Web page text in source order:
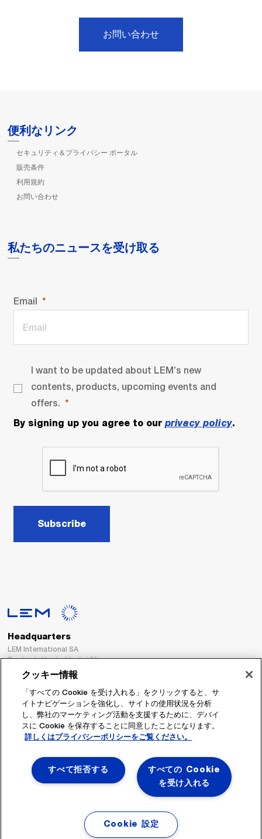
お問い合わせ
便利なリンク
セキュリティ＆プライバシー ポータル
販売条件
利用規約
お問い合わせ
私たちのニュースを受け取る
Email
I want to be updated about LEM’s new
contents, products, upcoming events and
offers.
By signing up you agree to our privacy policy.
Subscribe
Headquarters
LEM International SA
Route du Nant-d’Avril, 152
1217 Meyrin
Switzerland
Tel. :
+41 22 706 11 11
Fax : +41 22 794 94 78
フォローする
クッキー情報
「すべての Cookie を受け入れる」をクリックすると、サ
イトナビゲーションを強化し、サイトの使用状況を分析
し、弊社のマーケティング活動を支援するために、デバイ
スに Cookie を保存することに同意したことになります。
詳しくはプライバシーポリシーをご覧ください。
すべての Cookie
を受け入れる
すべて拒否する
Cookie 設定